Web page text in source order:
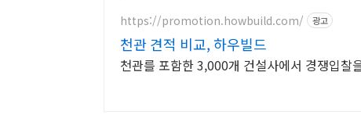
https://promotion.howbuild.com/ 광고
천관 견적 비교, 하우빌드
천관를 포함한 3,000개 건설사에서 경쟁입찰